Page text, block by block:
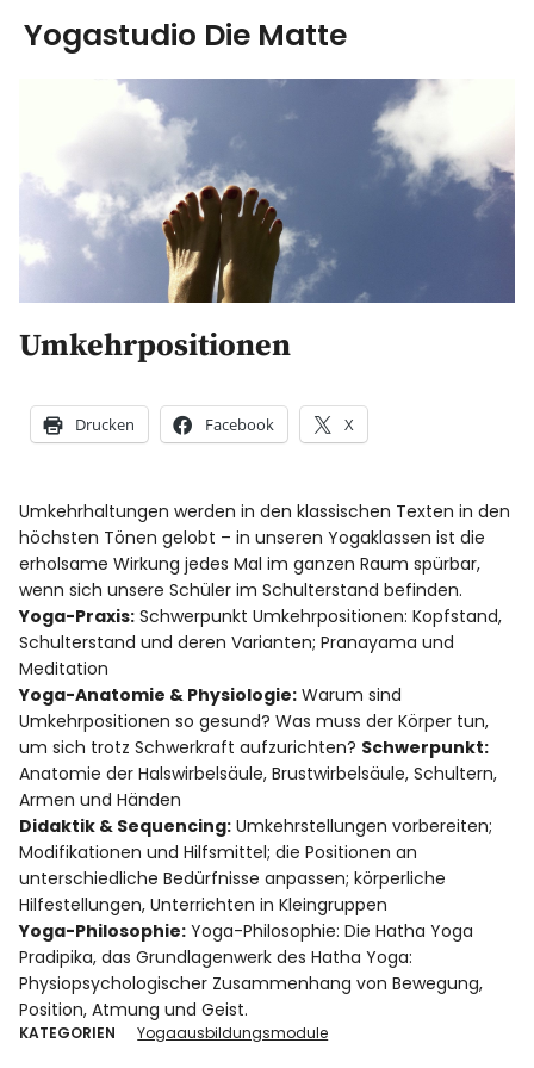
Yogastudio Die Matte
Ausbildung
Kurse & Workshops
Energiearbeit
AGB
Rezensionen
InstagramFacebook
Umkehrpositionen
Drucken Facebook X
Umkehrhaltungen werden in den klassischen Texten in den
höchsten Tönen gelobt – in unseren Yogaklassen ist die
erholsame Wirkung jedes Mal im ganzen Raum spürbar,
wenn sich unsere Schüler im Schulterstand befinden.
Yoga-Praxis: Schwerpunkt Umkehrpositionen: Kopfstand,
Schulterstand und deren Varianten; Pranayama und
Meditation
Yoga-Anatomie & Physiologie: Warum sind
Umkehrpositionen so gesund? Was muss der Körper tun,
um sich trotz Schwerkraft aufzurichten? Schwerpunkt:
Anatomie der Halswirbelsäule, Brustwirbelsäule, Schultern,
Armen und Händen
Didaktik & Sequencing: Umkehrstellungen vorbereiten;
Modifikationen und Hilfsmittel; die Positionen an
unterschiedliche Bedürfnisse anpassen; körperliche
Hilfestellungen, Unterrichten in Kleingruppen
Yoga-Philosophie: Yoga-Philosophie: Die Hatha Yoga
Pradipika, das Grundlagenwerk des Hatha Yoga:
Physiopsychologischer Zusammenhang von Bewegung,
Position, Atmung und Geist.
KATEGORIEN Yogaausbildungsmodule